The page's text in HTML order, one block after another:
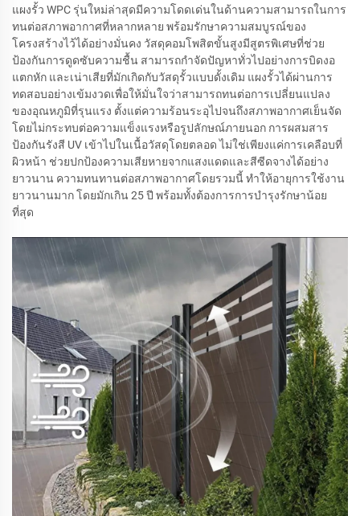
แผงรั้ว WPC รุ่นใหม่ล่าสุดมีความโดดเด่นในด้านความสามารถในการ
ทนต่อสภาพอากาศที่หลากหลาย พร้อมรักษาความสมบูรณ์ของ
โครงสร้างไว้ได้อย่างมั่นคง วัสดุคอมโพสิตขั้นสูงมีสูตรพิเศษที่ช่วย
ป้องกันการดูดซับความชื้น สามารถกำจัดปัญหาทั่วไปอย่างการบิดงอ
แตกหัก และเน่าเสียที่มักเกิดกับวัสดุรั้วแบบดั้งเดิม แผงรั้วได้ผ่านการ
ทดสอบอย่างเข้มงวดเพื่อให้มั่นใจว่าสามารถทนต่อการเปลี่ยนแปลง
ของอุณหภูมิที่รุนแรง ตั้งแต่ความร้อนระอุไปจนถึงสภาพอากาศเย็นจัด
โดยไม่กระทบต่อความแข็งแรงหรือรูปลักษณ์ภายนอก การผสมสาร
ป้องกันรังสี UV เข้าไปในเนื้อวัสดุโดยตลอด ไม่ใช่เพียงแค่การเคลือบที่
ผิวหน้า ช่วยปกป้องความเสียหายจากแสงแดดและสีซีดจางได้อย่าง
ยาวนาน ความทนทานต่อสภาพอากาศโดยรวมนี้ ทำให้อายุการใช้งาน
ยาวนานมาก โดยมักเกิน 25 ปี พร้อมทั้งต้องการการบำรุงรักษาน้อย
ที่สุด